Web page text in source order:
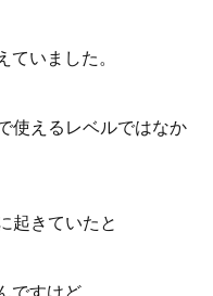
いました。
使えるレベルではなか
起きていたと